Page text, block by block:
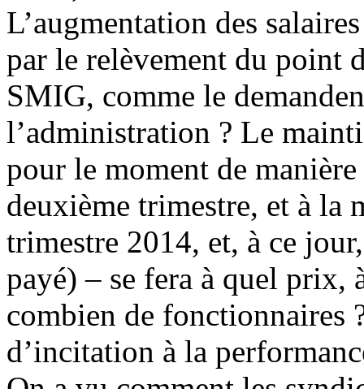
L’augmentation des
par le relèvement du point
SMIG, comme le
l’administration ? Le
pour le moment de
deuxième trimestre, et à la
trimestre 2014, et, à ce
payé) – se fera à quel prix,
combien de fonctionnaires
d’incitation à la